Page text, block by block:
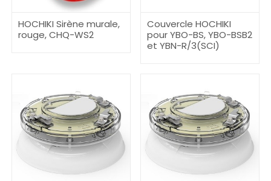
HOCHIKI Sirène murale,
rouge, CHQ-WS2
Couvercle HOCHIKI
pour YBO-BS, YBO-BSB2
et YBN-R/3(SCI)